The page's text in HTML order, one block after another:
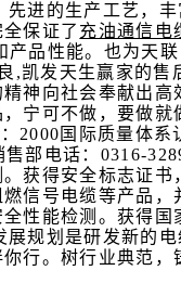
进的生产工艺，
保证了 充油通信电
产品性能。也为天
,凯发天生赢家的售
神向社会奉献出
宁可不做，要做就
： 2000 国际质量体系
售部 电话： 0316-
获得安全标志证
信号电缆等产品
性能检测。获得
规划是研发新的
行。树行业典范，